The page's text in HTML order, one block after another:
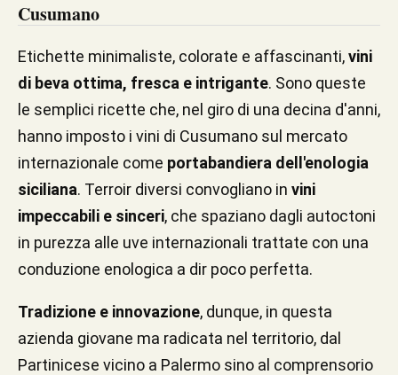
Cusumano
Etichette minimaliste, colorate e affascinanti,vini
di beva ottima, fresca e intrigante. Sono queste
le semplici ricette che, nel giro di una decina d'anni,
hanno imposto i vini di Cusumano sul mercato
internazionale come portabandiera dell'enologia
siciliana. Terroir diversi convogliano in vini
impeccabili e sinceri, che spaziano dagli autoctoni
in purezza alle uve internazionali trattate con una
conduzione enologica a dir poco perfetta.
Tradizione e innovazione, dunque, in questa
azienda giovane ma radicata nel territorio, dal
Partinicese vicino a Palermo sino al comprensorio